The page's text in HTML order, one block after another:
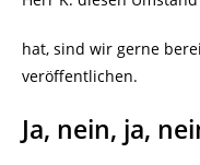
hat, sind wir gerne
veröffentlichen.
Ja, nein, ja,